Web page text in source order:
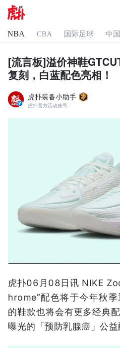
NBA CBA 国际足球 中
[流言板]溢价神鞋
复刻，白蓝配色亮相！
虎扑装备小助手
虎扑官方活动账号 ·
虎扑06月08日讯 NIKE
hrome”配色将于今年秋
的鞋款也将会有更多经典
曝光的「预防乳腺癌」公益